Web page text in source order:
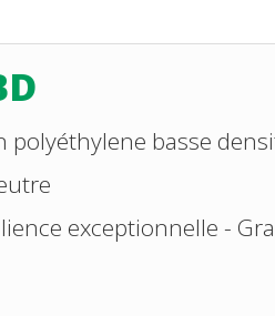
basse
exceptionnelle -